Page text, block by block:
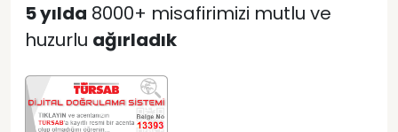
5 yılda 8000+ misafirimizi mutlu ve
huzurlu ağırladık